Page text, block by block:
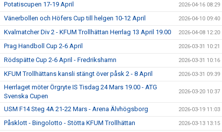
Potatiscupen 17-19 April 2026-04-16 08:29
Vänerbollen och Höfers Cup till helgen 10-12 April 2026-04-10 09:40
Kvalmatcher Div 2 - KFUM Trollhättan Herrlag 13 April 19.00 2026-04-08 12:20
Prag Handboll Cup 2-6 April 2026-03-31 10:21
Rödspätte Cup 2-6 April - Fredrikshamn 2026-03-31 10:16
KFUM Trollhättans kansli stängt över påsk 2 - 8 April 2026-03-31 09:39
Herrlaget möter Örgryte IS Tisdag 24 Mars 19.00 - ATG
Svenska Cupen
2026-03-20 10:37
USM F14 Steg 4A 21-22 Mars - Arena Älvhögsborg 2026-03-19 11:03
Påsklott - Bingolotto - Stötta KFUM Trollhättan 2026-03-13 13:15